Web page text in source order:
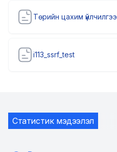
Төрийн цахим үйлчилгээ
i113_ssrf_test
Статистик мэдээлэл